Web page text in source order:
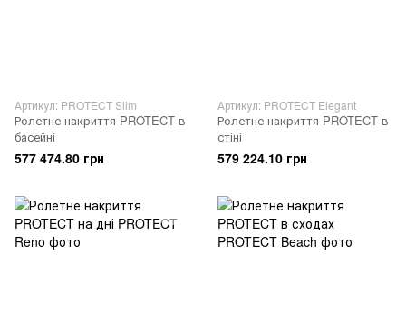
Артикул: PROTECT Slim
Ролетне накриття PROTECT в
басейні
577 474.80 грн
Артикул: PROTECT Elegant
Ролетне накриття PROTECT в
стіні
579 224.10 грн